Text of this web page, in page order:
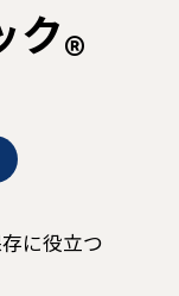
ク®
に役立つ